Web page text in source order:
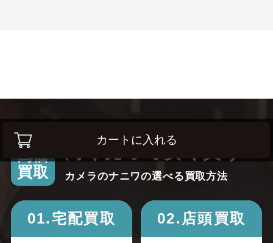
カートに入れる
高価
買取
カメラのナニワの選べる買取方法
01.宅配買取 02.店頭買取